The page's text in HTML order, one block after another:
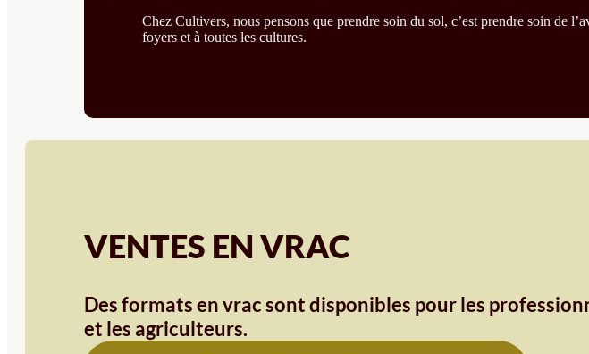
Chez Cultivers, nous pensons que prendre soin du sol, c’est prendre soin de
foyers et à toutes les cultures.
VENTES EN VRAC
Des formats en vrac sont disponibles pour les
et les agriculteurs.